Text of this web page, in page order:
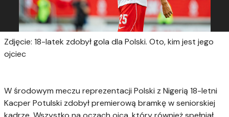
Zdjęcie: 18-latek zdobył gola dla Polski. Oto, kim jest jego
ojciec
W środowym meczu reprezentacji Polski z Nigerią 18-letni
Kacper Potulski zdobył premierową bramkę w seniorskiej